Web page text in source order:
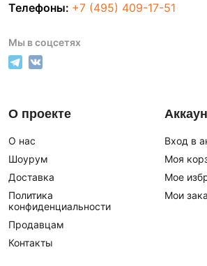
Телефоны: +7 (495) 409-17-51
Мы в соцсетях
О проекте
О нас
Шоурум
Доставка
Политика
конфиденциальности
Продавцам
Контакты
Вход в
Моя
Мое
Мои